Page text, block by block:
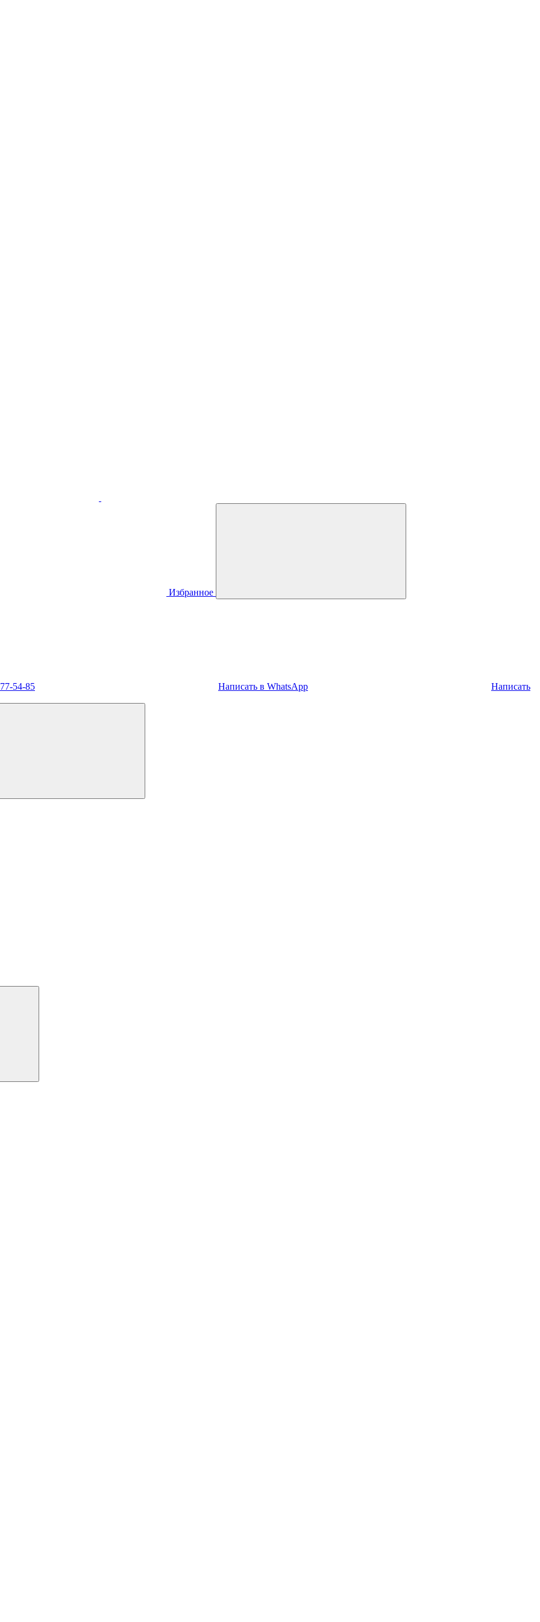
Избранное
54-85 Написать в WhatsApp Написать